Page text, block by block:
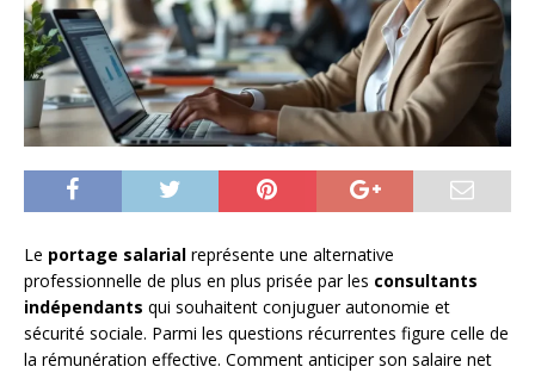
Le portage salarial représente une alternative
professionnelle de plus en plus prisée par les consultants
indépendants qui souhaitent conjuguer autonomie et
sécurité sociale. Parmi les questions récurrentes figure celle de
la rémunération effective. Comment anticiper son salaire net